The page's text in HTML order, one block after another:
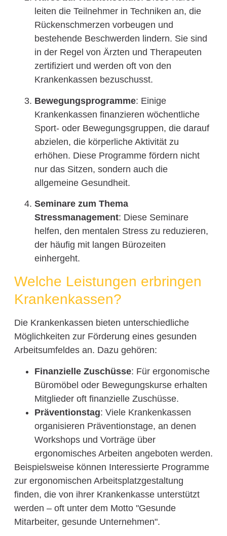
leiten die Teilnehmer in Techniken an, die
Rückenschmerzen vorbeugen und
bestehende Beschwerden lindern. Sie sind
in der Regel von Ärzten und Therapeuten
zertifiziert und werden oft von den
Krankenkassen bezuschusst.
Bewegungsprogramme: Einige
Krankenkassen finanzieren wöchentliche
Sport- oder Bewegungsgruppen, die darauf
abzielen, die körperliche Aktivität zu
erhöhen. Diese Programme fördern nicht
nur das Sitzen, sondern auch die
allgemeine Gesundheit.
Seminare zum Thema
Stressmanagement: Diese Seminare
helfen, den mentalen Stress zu reduzieren,
der häufig mit langen Bürozeiten
einhergeht.
Welche Leistungen erbringen
Krankenkassen?
Die Krankenkassen bieten unterschiedliche
Möglichkeiten zur Förderung eines gesunden
Arbeitsumfeldes an. Dazu gehören:
Finanzielle Zuschüsse: Für ergonomische
Büromöbel oder Bewegungskurse erhalten
Mitglieder oft finanzielle Zuschüsse.
Präventionstag: Viele Krankenkassen
organisieren Präventionstage, an denen
Workshops und Vorträge über
ergonomisches Arbeiten angeboten werden.
Beispielsweise können Interessierte Programme
zur ergonomischen Arbeitsplatzgestaltung
finden, die von ihrer Krankenkasse unterstützt
werden – oft unter dem Motto "Gesunde
Mitarbeiter, gesunde Unternehmen".